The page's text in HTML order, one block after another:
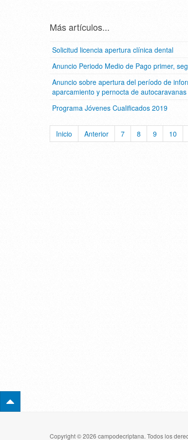
Más artículos...
Solicitud licencia apertura clínica dental
Anuncio Periodo Medio de Pago primer,
Anuncio sobre apertura del período de
aparcamiento y pernocta de
Programa Jóvenes Cualificados 2019
Inicio Anterior 7 8 9 10
Copyright © 2026 campodecriptana. Todos los